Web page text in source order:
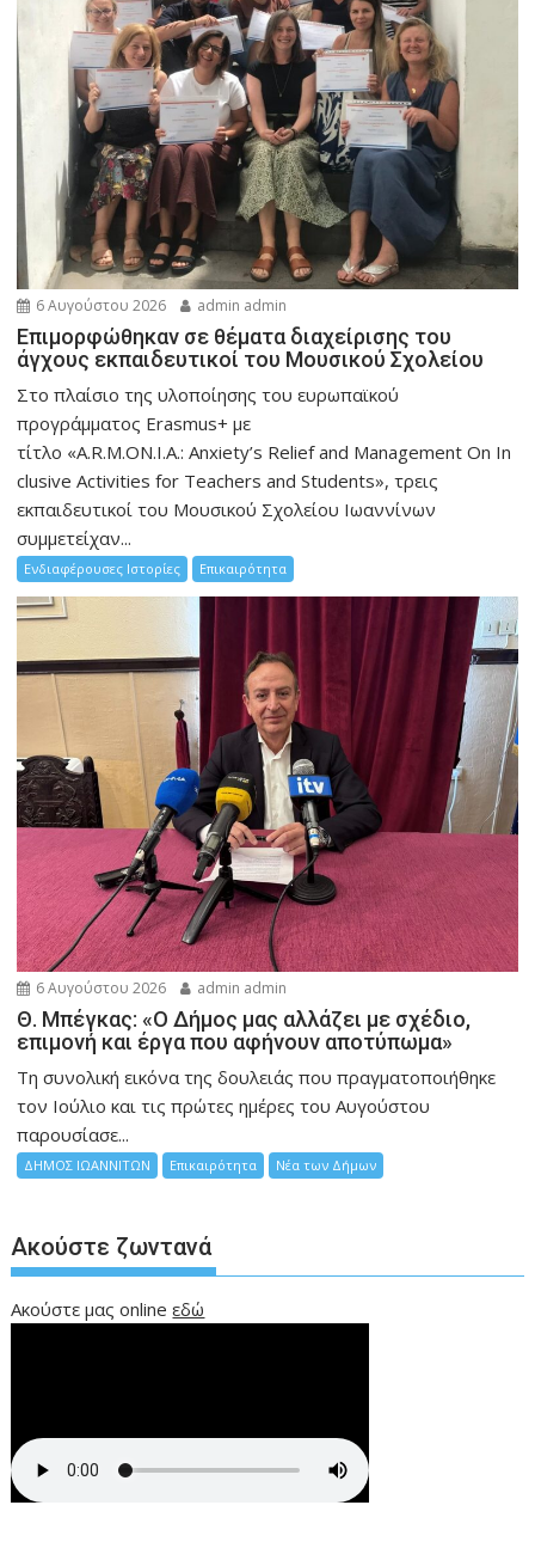
6 Αυγούστου 2026 admin admin
Eπιμορφώθηκαν σε θέματα διαχείρισης του
άγχους εκπαιδευτικοί του Μουσικού Σχολείου
Στο πλαίσιο της υλοποίησης του ευρωπαϊκού
προγράμματος Erasmus+ με
τίτλο «A.R.M.ON.I.A.: Anxiety’s Relief and Management On In
clusive Activities for Teachers and Students», τρεις
εκπαιδευτικοί του Μουσικού Σχολείου Ιωαννίνων
συμμετείχαν...
Ενδιαφέρουσες Ιστορίες Επικαιρότητα
6 Αυγούστου 2026 admin admin
Θ. Μπέγκας: «Ο Δήμος μας αλλάζει με σχέδιο,
επιμονή και έργα που αφήνουν αποτύπωμα»
Τη συνολική εικόνα της δουλειάς που πραγματοποιήθηκε
τον Ιούλιο και τις πρώτες ημέρες του Αυγούστου
παρουσίασε...
ΔΗΜΟΣ ΙΩΑΝΝΙΤΩΝ Επικαιρότητα Νέα των Δήμων
Ακούστε ζωντανά
Ακούστε μας onlineεδώ